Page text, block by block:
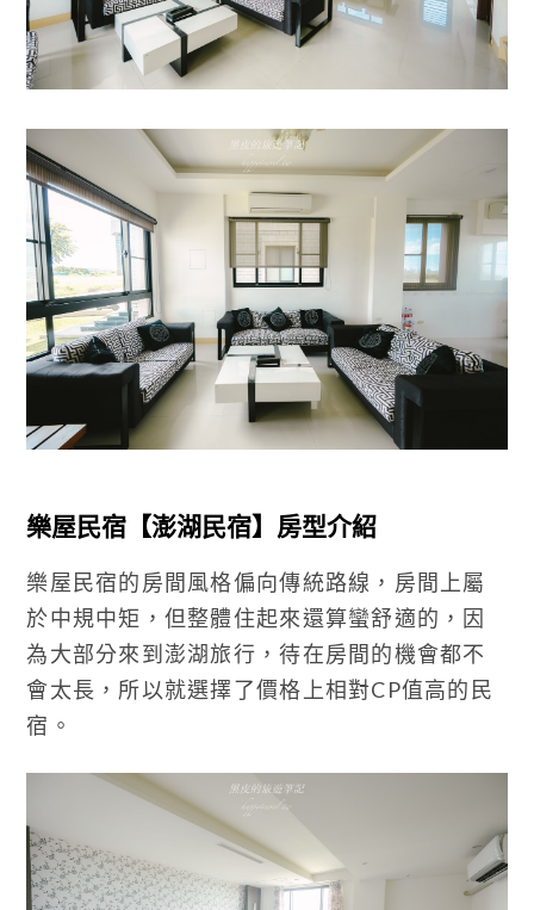
樂屋民宿【澎湖民宿】房型介紹
樂屋民宿的房間風格偏向傳統路線，房間上屬
於中規中矩，但整體住起來還算蠻舒適的，因
為大部分來到澎湖旅行，待在房間的機會都不
會太長，所以就選擇了價格上相對CP值高的民
宿。